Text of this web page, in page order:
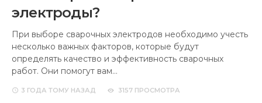
электроды?
При выборе сварочных электродов необходимо учесть
несколько важных факторов, которые будут
определять качество и эффективность сварочных
работ. Они помогут вам…
3 ГОДА ТОМУ НАЗАД 3157 ПРОСМОТРА